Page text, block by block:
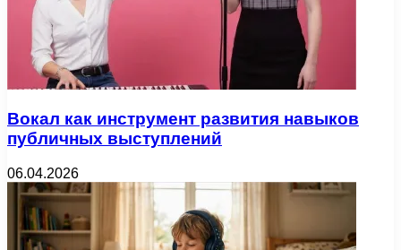
Вокал как инструмент развития навыков
публичных выступлений
06.04.2026